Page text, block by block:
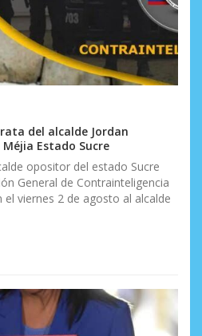
del alcalde Jordan
Estado Sucre
opositor del estado Sucre
General de Contrainteligencia
viernes 2 de agosto al alcalde